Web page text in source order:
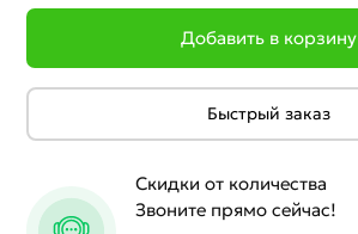
Добавить в корзину
Быстрый заказ
Скидки от количества
Звоните прямо сейчас!